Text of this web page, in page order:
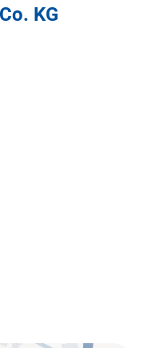
KG